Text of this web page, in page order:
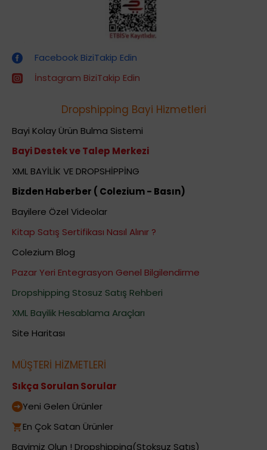
Facebook BiziTakip Edin
İnstagram BiziTakip Edin
Dropshipping Bayi Hizmetleri
Bayi Kolay Ürün Bulma Sistemi
Bayi Destek ve Talep Merkezi
XML BAYİLİK VE DROPSHİPPİNG
Bizden Haberber ( Colezium - Basın)
Bayilere Özel Videolar
Kitap Satış Sertifikası Nasıl Alınır ?
Colezium Blog
Pazar Yeri Entegrasyon Genel Bilgilendirme
Dropshipping Stosuz Satış Rehberi
XML Bayilik Hesablama Araçları
Site Haritası
MÜŞTERİ HİZMETLERİ
Sıkça Sorulan Sorular
Yeni Gelen Ürünler
En Çok Satan Ürünler
Bayimiz Olun ! Dropshipping(Stoksuz Satış)